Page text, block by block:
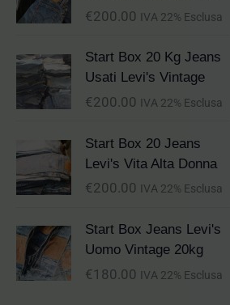
€200.00 IVA 22% Esclusa
Start Box 20 Kg Jeans
Usati Levi's Vintage
€200.00 IVA 22% Esclusa
Start Box 20 Jeans
Levi's Vita Alta Donna
€200.00 IVA 22% Esclusa
Start Box Jeans Levi's
Uomo Vintage 20kg
€ 180.00 IVA 22% Esclusa